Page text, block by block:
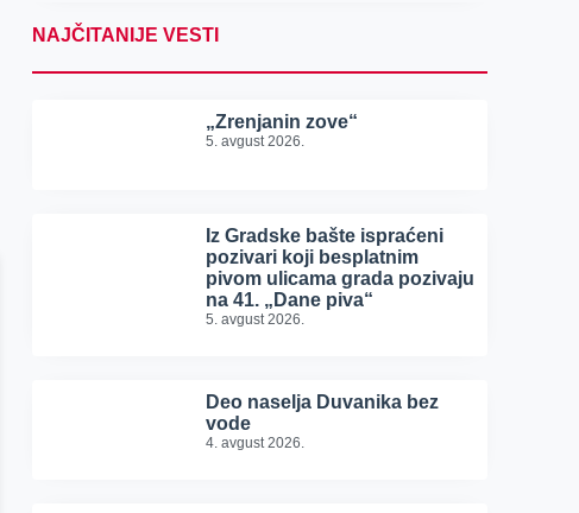
NAJČITANIJE VESTI
„Zrenjanin zove“
5. avgust 2026.
Iz Gradske bašte ispraćeni
pozivari koji besplatnim
pivom ulicama grada pozivaju
na 41. „Dane piva“
5. avgust 2026.
Deo naselja Duvanika bez
vode
4. avgust 2026.